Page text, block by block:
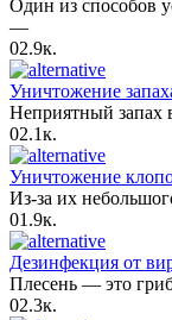
Один из способов
—
02.9к.
Уничтожение
Неприятный запах
02.1к.
Уничтожение
Из-за их
01.9к.
Дезинфекция от
Плесень — это
02.3к.